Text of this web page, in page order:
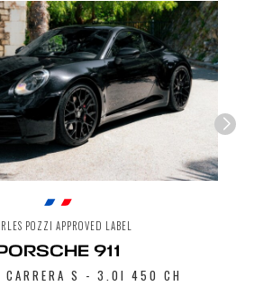
Send
POZZI APPROVED LABEL
911
CARRERA S - 3.0I 450 CH